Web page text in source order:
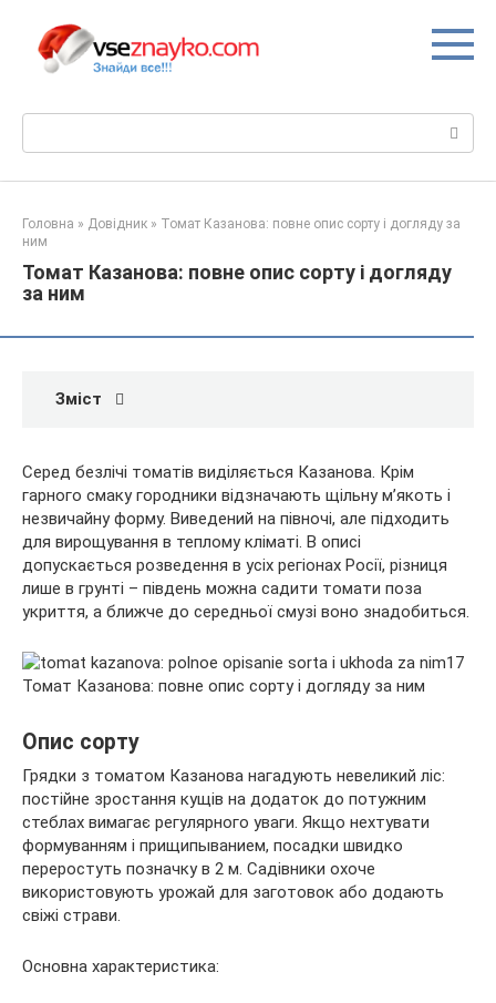
вмісту
Головна » Довідник » Томат Казанова: повне опис сорту і догляду за
ним
Томат Казанова: повне опис сорту і догляду
за ним
Зміст
Серед безлічі томатів виділяється Казанова. Крім
гарного смаку городники відзначають щільну м’якоть і
незвичайну форму. Виведений на півночі, але підходить
для вирощування в теплому кліматі. В описі
допускається розведення в усіх регіонах Росії, різниця
лише в грунті – південь можна садити томати поза
укриття, а ближче до середньої смузі воно знадобиться.
Опис сорту
Грядки з томатом Казанова нагадують невеликий ліс:
постійне зростання кущів на додаток до потужним
стеблах вимагає регулярного уваги. Якщо нехтувати
формуванням і прищипыванием, посадки швидко
переростуть позначку в 2 м. Садівники охоче
використовують урожай для заготовок або додають
свіжі страви.
Основна характеристика: